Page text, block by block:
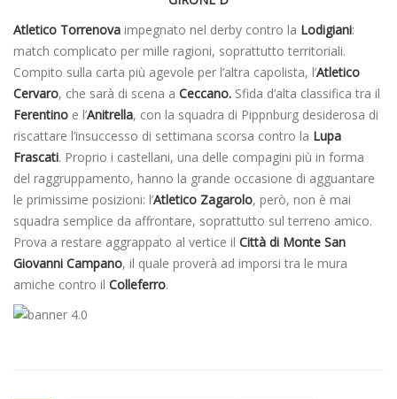
Atletico Torrenova impegnato nel derby contro la Lodigiani:
match complicato per mille ragioni, soprattutto territoriali.
Compito sulla carta più agevole per l’altra capolista, l’Atletico
Cervaro, che sarà di scena a Ceccano. Sfida d’alta classifica tra il
Ferentino e l’Anitrella, con la squadra di Pippnburg desiderosa di
riscattare l’insuccesso di settimana scorsa contro la Lupa
Frascati. Proprio i castellani, una delle compagini più in forma
del raggruppamento, hanno la grande occasione di agguantare
le primissime posizioni: l’Atletico Zagarolo, però, non è mai
squadra semplice da affrontare, soprattutto sul terreno amico.
Prova a restare aggrappato al vertice il Città di Monte San
Giovanni Campano, il quale proverà ad imporsi tra le mura
amiche contro il Colleferro.